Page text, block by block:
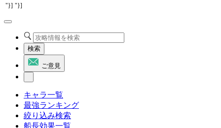
"}] "}]
検索
ご意見
キャラ一覧
最強ランキング
絞り込み検索
船長効果一覧